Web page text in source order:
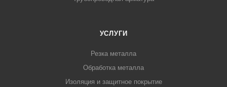
УСЛУГИ
Резка металла
Обработка металла
Изоляция и защитное покрытие